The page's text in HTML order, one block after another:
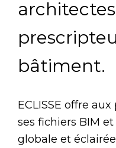
bâtiment.
ECLISSE offre
ses fichiers BIM
globale et